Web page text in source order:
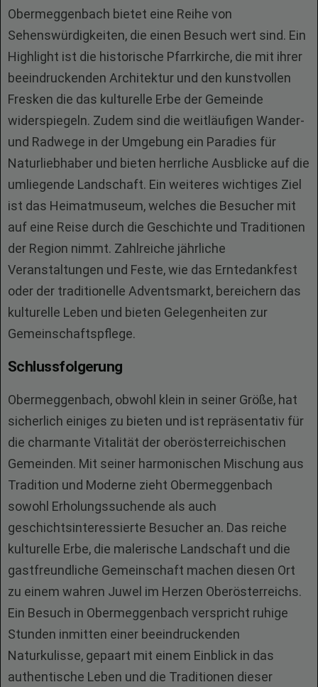
Obermeggenbach bietet eine Reihe von
Sehenswürdigkeiten, die einen Besuch wert sind. Ein
Highlight ist die historische Pfarrkirche, die mit ihrer
beeindruckenden Architektur und den kunstvollen
Fresken die das kulturelle Erbe der Gemeinde
widerspiegeln. Zudem sind die weitläufigen Wander-
und Radwege in der Umgebung ein Paradies für
Naturliebhaber und bieten herrliche Ausblicke auf die
umliegende Landschaft. Ein weiteres wichtiges Ziel
ist das Heimatmuseum, welches die Besucher mit
auf eine Reise durch die Geschichte und Traditionen
der Region nimmt. Zahlreiche jährliche
Veranstaltungen und Feste, wie das Erntedankfest
oder der traditionelle Adventsmarkt, bereichern das
kulturelle Leben und bieten Gelegenheiten zur
Gemeinschaftspflege.
Schlussfolgerung
Obermeggenbach, obwohl klein in seiner Größe, hat
sicherlich einiges zu bieten und ist repräsentativ für
die charmante Vitalität der oberösterreichischen
Gemeinden. Mit seiner harmonischen Mischung aus
Tradition und Moderne zieht Obermeggenbach
sowohl Erholungssuchende als auch
geschichtsinteressierte Besucher an. Das reiche
kulturelle Erbe, die malerische Landschaft und die
gastfreundliche Gemeinschaft machen diesen Ort
zu einem wahren Juwel im Herzen Oberösterreichs.
Ein Besuch in Obermeggenbach verspricht ruhige
Stunden inmitten einer beeindruckenden
Naturkulisse, gepaart mit einem Einblick in das
authentische Leben und die Traditionen dieser